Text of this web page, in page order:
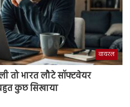
वायरल
तो भारत लौटे सॉफ्टवेयर
कुछ सिखाया